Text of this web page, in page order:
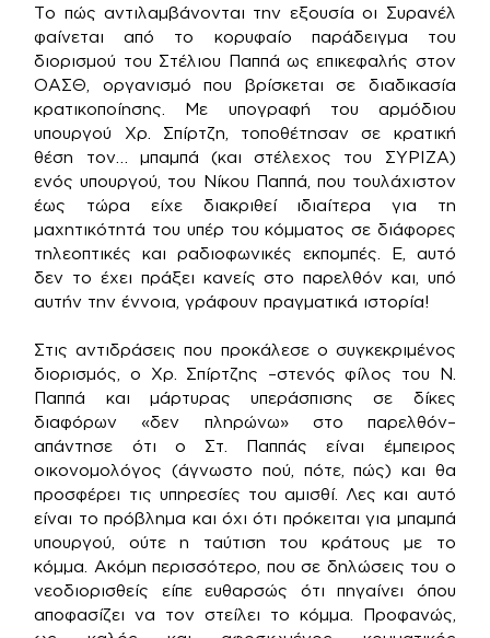
Το πώς αντιλαμβάνονται την εξουσία οι Συρανέλ
φαίνεται από το κορυφαίο παράδειγμα του
διορισμού του Στέλιου Παππά ως επικεφαλής στον
ΟΑΣΘ, οργανισμό που βρίσκεται σε διαδικασία
κρατικοποίησης. Με υπογραφή του αρμόδιου
υπουργού Χρ. Σπίρτζη, τοποθέτησαν σε κρατική
θέση τον… μπαμπά (και στέλεχος του ΣΥΡΙΖΑ)
ενός υπουργού, του Νίκου Παππά, που τουλάχιστον
έως τώρα είχε διακριθεί ιδιαίτερα για τη
μαχητικότητά του υπέρ του κόμματος σε διάφορες
τηλεοπτικές και ραδιοφωνικές εκπομπές. Ε, αυτό
δεν το έχει πράξει κανείς στο παρελθόν και, υπό
αυτήν την έννοια, γράφουν πραγματικά ιστορία!
Στις αντιδράσεις που προκάλεσε ο συγκεκριμένος
διορισμός, ο Χρ. Σπίρτζης –στενός φίλος του Ν.
Παππά και μάρτυρας υπεράσπισης σε δίκες
διαφόρων «δεν πληρώνω» στο παρελθόν–
απάντησε ότι ο Στ. Παππάς είναι έμπειρος
οικονομολόγος (άγνωστο πού, πότε, πώς) και θα
προσφέρει τις υπηρεσίες του αμισθί. Λες και αυτό
είναι το πρόβλημα και όχι ότι πρόκειται για μπαμπά
υπουργού, ούτε η ταύτιση του κράτους με το
κόμμα. Ακόμη περισσότερο, που σε δηλώσεις του ο
νεοδιορισθείς είπε ευθαρσώς ότι πηγαίνει όπου
αποφασίζει να τον στείλει το κόμμα. Προφανώς,